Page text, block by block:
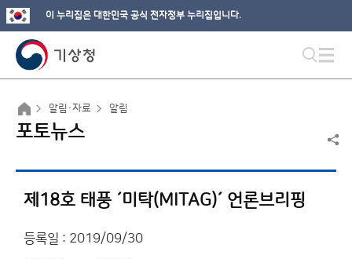
이 누리집은 대한민국 공식 전자정부 누리집입니다.
알림·자료 알림
포토뉴스
제18호 태풍 ´미탁(MITAG)´ 언론브리핑
등록일 : 2019/09/30